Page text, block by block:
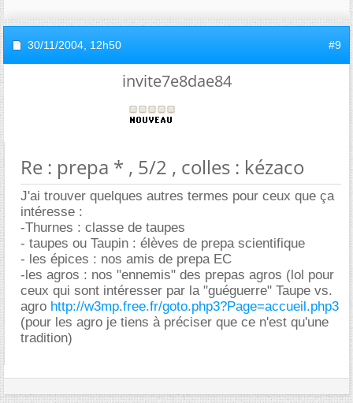
30/11/2004, 12h50 #9
invite7e8dae84
Re : prepa * , 5/2 , colles : kézaco
J'ai trouver quelques autres termes pour ceux que ça
intéresse :
-Thurnes : classe de taupes
- taupes ou Taupin : élèves de prepa scientifique
- les épices : nos amis de prepa EC
-les agros : nos "ennemis" des prepas agros (lol pour
ceux qui sont intéresser par la "guéguerre" Taupe vs.
agro http://w3mp.free.fr/goto.php3?Page=accueil.php3
(pour les agro je tiens à préciser que ce n'est qu'une
tradition)